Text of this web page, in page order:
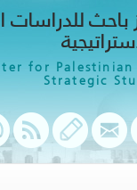
باحث للدراسات
for Palestinian
Strategic